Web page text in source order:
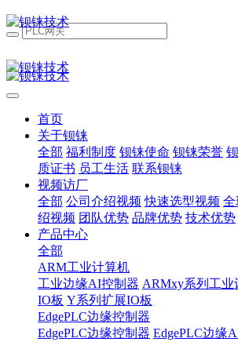
首页
关于钡铼
全部 福利制度 钡铼使命 钡铼荣誉
质证书 员工生活 联系钡铼
视频访厂
全部 公司介绍视频 快速选型视频 全
绍视频 团队优势 品牌优势 技术优势
产品中心
全部
ARM工业计算机
工业边缘AI控制器 ARMxy系列工业
IO板 Y系列扩展IO板
EdgePLC边缘控制器
EdgePLC边缘控制器 EdgePLC边缘